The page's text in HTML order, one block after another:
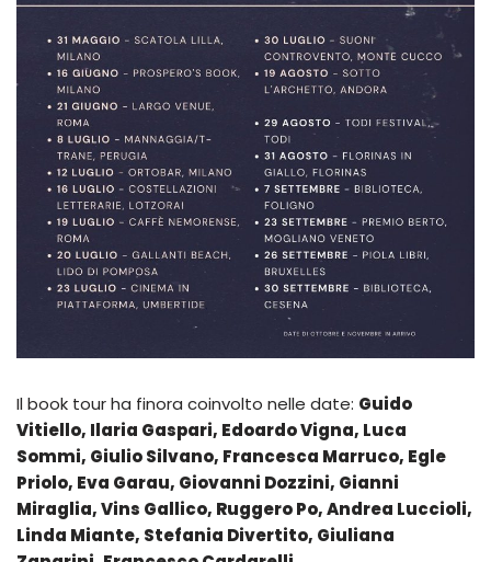
Il book tour ha finora coinvolto nelle date: Guido
Vitiello, Ilaria Gaspari, Edoardo Vigna, Luca
Sommi, Giulio Silvano, Francesca Marruco, Egle
Priolo, Eva Garau, Giovanni Dozzini, Gianni
Miraglia, Vins Gallico, Ruggero Po, Andrea Luccioli,
Linda Miante, Stefania Divertito, Giuliana